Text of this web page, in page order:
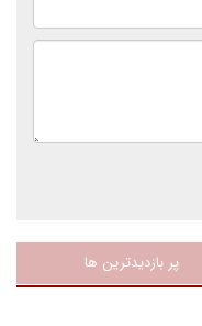
پر بازدیدترین ها